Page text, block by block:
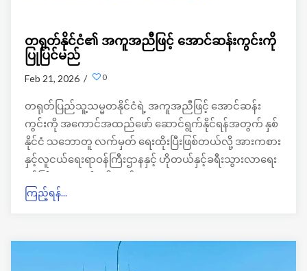
တရုတ်နိုင်ငံ၏ အကူအညီဖြင့် အောင်ဆန်းကွင်းကို
ပြုပြင်မည်
Feb 21, 2026 / 0
တရုတ်ပြည်သူ့သမ္မတနိုင်ငံရဲ့ အကူအညီဖြင့် အောင်ဆန်း
ကွင်းကို အကောင်အထည်ဖော် ဆောင်ရွက်နိုင်ရန်အတွက် နှစ်
နိုင်ငံ သဘောတူ လက်မှတ် ရေးထိုးပြီးဖြစ်တယ်လို့ အားကစား
နှင့်လူငယ်ရေးရာဝန်ကြီးဌာနနှင့် ဟိုတယ်နှင့်ခရီးသွားလာရေး
ကြည့်ရန်...